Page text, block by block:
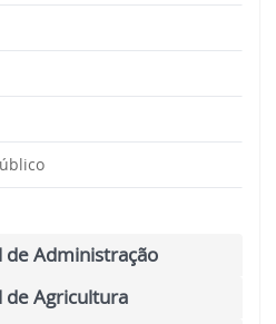
de Administração
de Agricultura